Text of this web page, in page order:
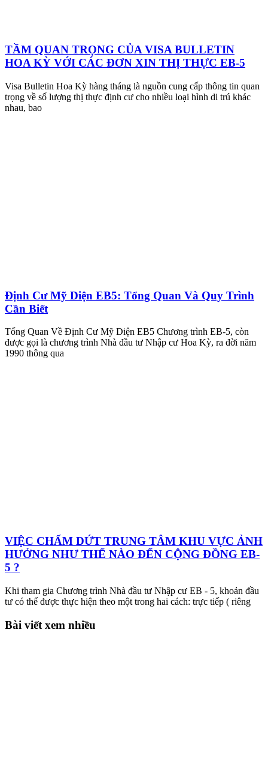
TẦM QUAN TRỌNG CỦA VISA BULLETIN
HOA KỲ VỚI CÁC ĐƠN XIN THỊ THỰC EB-5
Visa Bulletin Hoa Kỳ hàng tháng là nguồn cung cấp thông tin quan
trọng về số lượng thị thực định cư cho nhiều loại hình di trú khác
nhau, bao
Định Cư Mỹ Diện EB5: Tổng Quan Và Quy Trình
Cần Biết
Tổng Quan Về Định Cư Mỹ Diện EB5 Chương trình EB-5, còn
được gọi là chương trình Nhà đầu tư Nhập cư Hoa Kỳ, ra đời năm
1990 thông qua
VIỆC CHẤM DỨT TRUNG TÂM KHU VỰC ẢNH
HƯỞNG NHƯ THẾ NÀO ĐẾN CỘNG ĐỒNG EB-
5 ?
Khi tham gia Chương trình Nhà đầu tư Nhập cư EB - 5, khoản đầu
tư có thể được thực hiện theo một trong hai cách: trực tiếp ( riêng
Bài viết xem nhiều